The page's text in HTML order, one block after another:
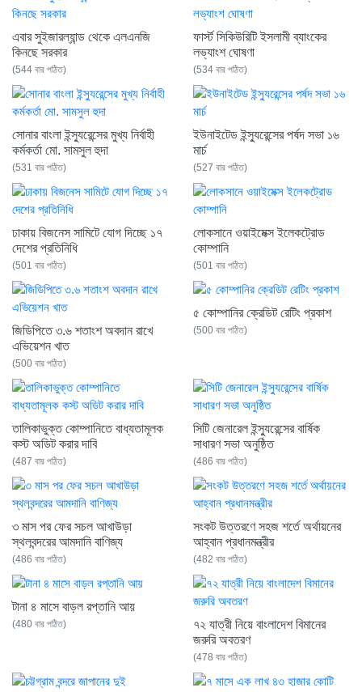
এবার সুইজারল্যান্ড থেকে এলএনজি
কিনছে সরকার
(544 বার পঠিত)
ফার্স্ট সিকিউরিটি ইসলামী ব্যাংকের
লভ্যাংশ ঘোষণা
(534 বার পঠিত)
সোনার বাংলা ইন্স্যুরেন্সের মুখ্য নির্বাহী
কর্মকর্তা মো. সামসুল হুদা
(531 বার পঠিত)
ইউনাইটেড ইন্স্যুরেন্সের পর্ষদ সভা ১৬
মার্চ
(527 বার পঠিত)
ঢাকায় বিজনেস সামিটে যোগ দিচ্ছে ১৭
দেশের প্রতিনিধি
(501 বার পঠিত)
লোকসানে ওয়াইমেক্স ইলেকট্রোড
কোম্পানি
(501 বার পঠিত)
জিডিপিতে ৩.৬ শতাংশ অবদান রাখে
এভিয়েশন খাত
(500 বার পঠিত)
৫ কোম্পানির ক্রেডিট রেটিং প্রকাশ
(500 বার পঠিত)
তালিকাভুক্ত কোম্পানিতে বাধ্যতামূলক
কস্ট অডিট করার দাবি
(487 বার পঠিত)
সিটি জেনারেল ইন্স্যুরেন্সের বার্ষিক
সাধারণ সভা অনুষ্ঠিত
(486 বার পঠিত)
৩ মাস পর ফের সচল আখাউড়া
স্থলবন্দরের আমদানি বাণিজ্য
(486 বার পঠিত)
সংকট উত্তরণে সহজ শর্তে অর্থায়নের
আহ্বান প্রধানমন্ত্রীর
(482 বার পঠিত)
টানা ৪ মাসে বাড়ল রপ্তানি আয়
(480 বার পঠিত)
৭২ যাত্রী নিয়ে বাংলাদেশ বিমানের
জরুরি অবতরণ
(478 বার পঠিত)